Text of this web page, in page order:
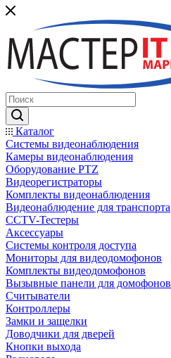
Каталог
Системы видеонаблюдения
Камеры видеонаблюдения
Оборудование PTZ
Видеорегистраторы
Комплекты видеонаблюдения
Видеонаблюдение для транспорта
CCTV-Тестеры
Аксессуары
Системы контроля доступа
Мониторы для видеодомофонов
Комплекты видеодомофонов
Вызывные панели для домофонов
Считыватели
Контроллеры
Замки и защелки
Доводчики для дверей
Кнопки выхода